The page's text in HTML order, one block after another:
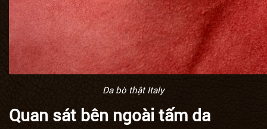
Da bò thật Italy
Quan sát bên ngoài tấm da